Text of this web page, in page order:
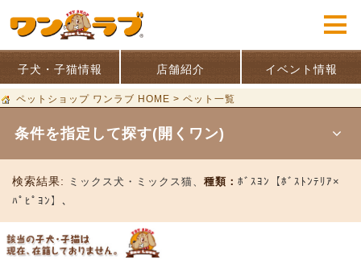
子犬・子猫情報 店舗紹介 イベント情報
ペットショップ ワンラブ HOME > ペット一覧
条件を指定して探す(開くワン)
検索結果: ミックス犬・ミックス猫、 種類： ﾎﾞｽﾖﾝ【ﾎﾞｽﾄﾝﾃﾘｱ×
ﾊﾟﾋﾟﾖﾝ】、